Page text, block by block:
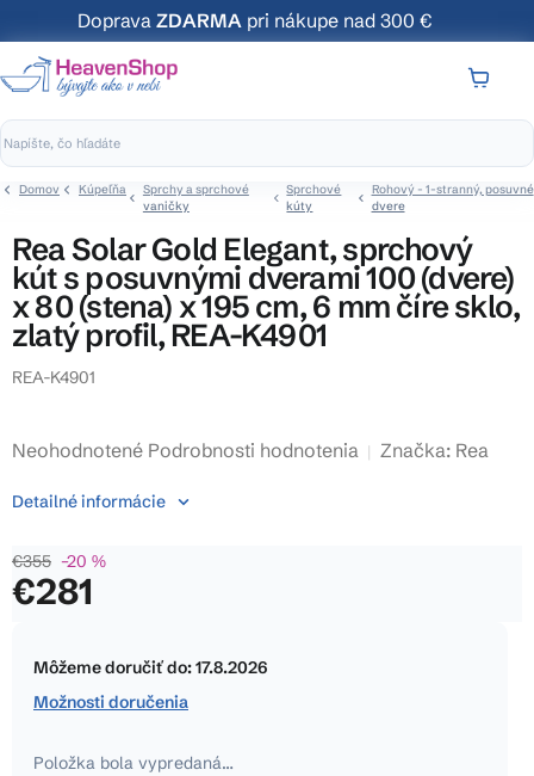
na
obsah
Doprava ZDARMA pri nákupe nad 300 €
KOŠÍK
Domov Kúpeľňa
Sprchy a sprchové
vaničky
Sprchové
kúty
Rohový - 1-stranný, posuvné
dvere
Rea Solar Gold Elegant, sprchový
kút s posuvnými dverami 100 (dvere)
x 80 (stena) x 195 cm, 6 mm číre sklo,
zlatý profil, REA-K4901
REA-K4901
Priemerné
produktu
0,0
z
Neohodnotené Podrobnosti hodnotenia Značka: Rea
€355 –20 %
€281
cena:
Môžeme doručiť do:17.8.2026
Možnosti doručenia
Položka bola vypredaná…
Detailné informácie